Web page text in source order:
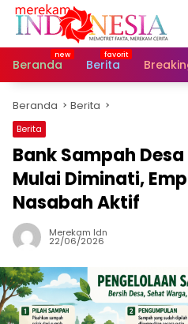
Langsung
Beranda
Berita
Beranda Berita
Berita
Bank Sampah
Mulai Diminati,
Nasabah Aktif
Merekam Idn
22/06/2026